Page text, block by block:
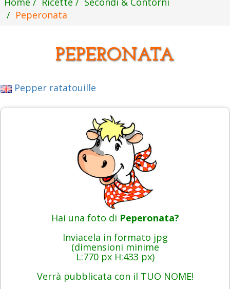
Peperonata
PEPERONATA
Pepper ratatouille
Hai una foto di Peperonata?
Inviacela in formato jpg
(dimensioni minime
L:770 px H:433 px)
Verrà pubblicata con il TUO NOME!